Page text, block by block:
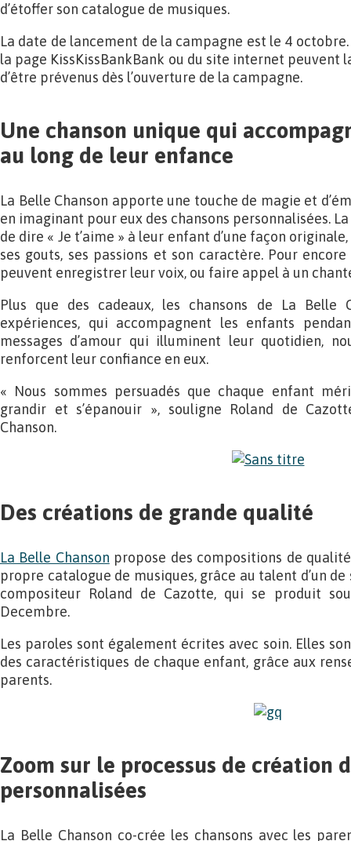
d’étoffer son catalogue de musiques.
La date de lancement de la campagne est le 4
la page KissKissBankBank ou du site internet peuvent
d’être prévenus dès l’ouverture de la campagne.
Une chanson unique qui
au long de leur enfance
La Belle Chanson apporte une touche de magie et
en imaginant pour eux des chansons personnalisées.
de dire « Je t’aime » à leur enfant d’une façon
ses gouts, ses passions et son caractère. Pour
peuvent enregistrer leur voix, ou faire appel à un
Plus que des cadeaux, les chansons de La Belle
expériences, qui accompagnent les enfants
messages d’amour qui illuminent leur quotidien,
renforcent leur confiance en eux.
« Nous sommes persuadés que chaque enfant
grandir et s’épanouir », souligne Roland de
Chanson.
Des créations de grande qualité
La Belle Chanson propose des compositions de
propre catalogue de musiques, grâce au talent d’un
compositeur Roland de Cazotte, qui se produit
Decembre.
Les paroles sont également écrites avec soin. Elles
des caractéristiques de chaque enfant, grâce aux
parents.
Zoom sur le processus de création
personnalisées
La Belle Chanson co-crée les chansons avec les